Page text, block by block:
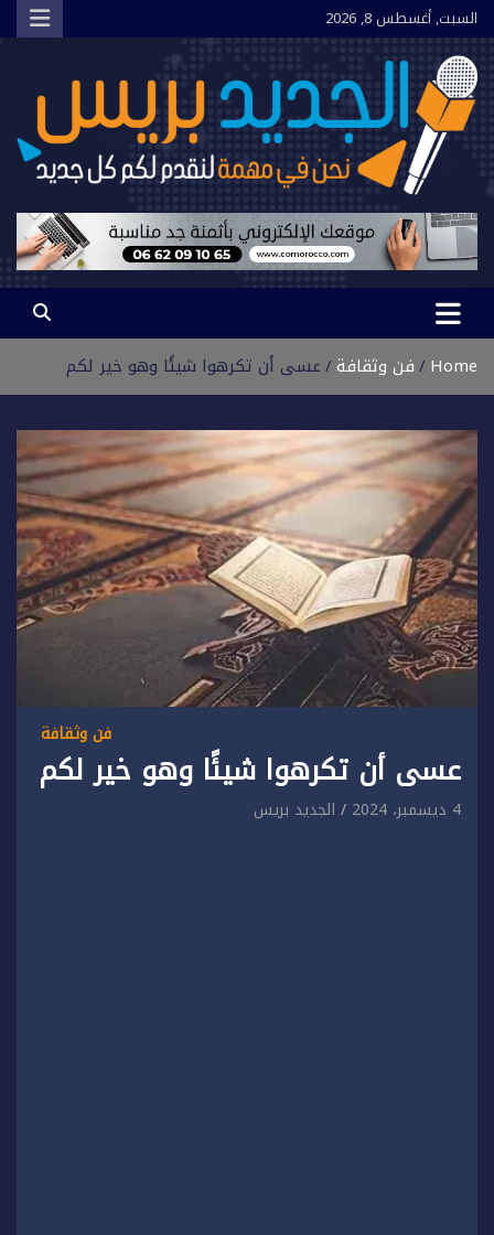
Skip
to
content
السبت, أغسطس 8, 2026
الجديد بريس
نحن في مهمة لنقدم لكم كل جديد
Home فن وثقافة عسى أن تكرهوا شيئًا وهو خير لكم
فن وثقافة
عسى أن تكرهوا شيئًا وهو خير لكم
4 ديسمبر، 2024 الجديد بريس